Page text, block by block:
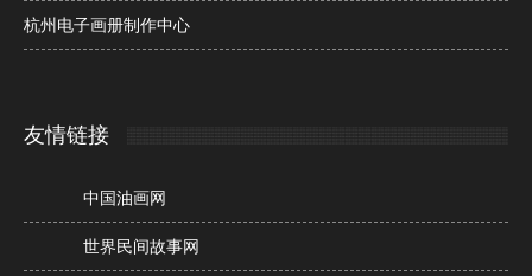
杭州电子画册制作中心
友情链接
中国油画网
世界民间故事网